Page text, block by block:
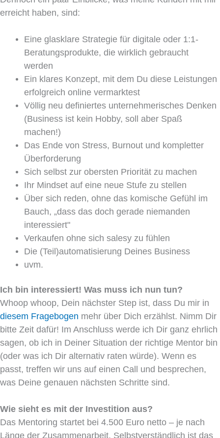
erreicht haben, sind:
Eine glasklare Strategie für digitale oder 1:1-
Beratungsprodukte, die wirklich gebraucht
werden
Ein klares Konzept, mit dem Du diese Leistungen
erfolgreich online vermarktest
Völlig neu definiertes unternehmerisches Denken
(Business ist kein Hobby, soll aber Spaß
machen!)
Das Ende von Stress, Burnout und kompletter
Überforderung
Sich selbst zur obersten Priorität zu machen
Ihr Mindset auf eine neue Stufe zu stellen
Über sich reden, ohne das komische Gefühl im
Bauch, „dass das doch gerade niemanden
interessiert"
Verkaufen ohne sich salesy zu fühlen
Die (Teil)automatisierung Deines Business
uvm.
Ich bin interessiert! Was muss ich nun tun?
Whoop whoop, Dein nächster Step ist, dass Du mir in
diesem Fragebogen mehr über Dich erzählst. Nimm Dir
bitte Zeit dafür! Im Anschluss werde ich Dir ganz ehrlich
sagen, ob ich in Deiner Situation der richtige Mentor bin
(oder was ich Dir alternativ raten würde). Wenn es
passt, treffen wir uns auf einen Call und besprechen,
was Deine genauen nächsten Schritte sind.
Wie sieht es mit der Investition aus?
Das Mentoring startet bei 4.500 Euro netto – je nach
Länge der Zusammenarbeit. Selbstverständlich ist das